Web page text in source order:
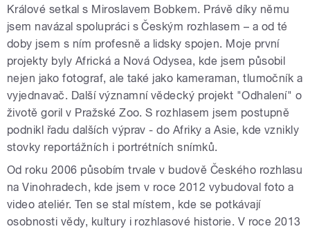
Králové setkal s Miroslavem Bobkem. Právě díky němu
jsem navázal spolupráci s Českým rozhlasem – a od té
doby jsem s ním profesně a lidsky spojen. Moje první
projekty byly Africká a Nová Odysea, kde jsem působil
nejen jako fotograf, ale také jako kameraman, tlumočník a
vyjednavač. Další významní vědecký projekt "Odhalení" o
životě goril v Pražské Zoo. S rozhlasem jsem postupně
podnikl řadu dalších výprav - do Afriky a Asie, kde vznikly
stovky reportážních i portrétních snímků.
Od roku 2006 působím trvale v budově Českého rozhlasu
na Vinohradech, kde jsem v roce 2012 vybudoval foto a
video ateliér. Ten se stal místem, kde se potkávají
osobnosti vědy, kultury i rozhlasové historie. V roce 2013